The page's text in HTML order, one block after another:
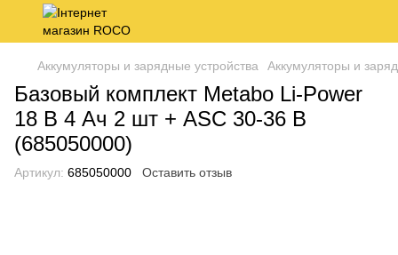
Аккумуляторы и зарядные устройства Аккумуляторы и
Базовый комплект Metabo Li-Power
18 В 4 Ач 2 шт + ASC 30-36 В
(685050000)
Артикул: 685050000 Оставить отзыв